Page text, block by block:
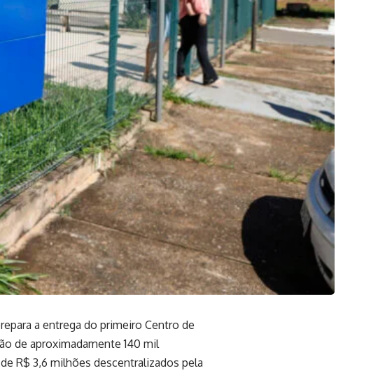
a entrega do primeiro Centro de
de aproximadamente 140 mil
R$ 3,6 milhões descentralizados pela